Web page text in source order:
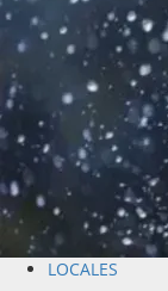
LOCALES